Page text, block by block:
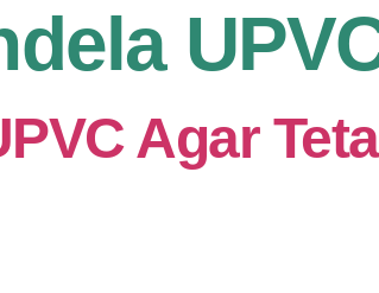
Agar